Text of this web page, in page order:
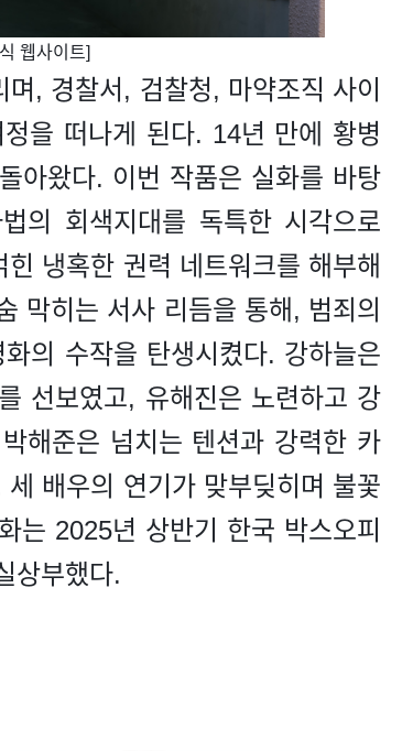
웹사이트]
, 경찰서, 검찰청, 마약조직 사이
을 떠나게 된다. 14년 만에 황병
아왔다. 이번 작품은 실화를 바탕
의 회색지대를 독특한 시각으로
냉혹한 권력 네트워크를 해부해
막히는 서사 리듬을 통해, 범죄의
의 수작을 탄생시켰다. 강하늘은
선보였고, 유해진은 노련하고 강
해준은 넘치는 텐션과 강력한 카
배우의 연기가 맞부딪히며 불꽃
는 2025년 상반기 한국 박스오피
상부했다.